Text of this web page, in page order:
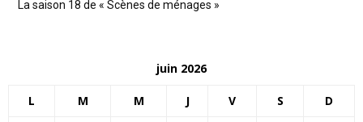
La saison 18 de « Scènes de ménages »
juin 2026
L M M J V S D